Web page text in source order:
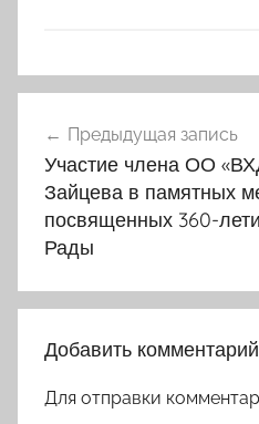
по
записям
Предыдущая запись
Участие члена ОО
Зайцева в памятных
посвященных 360-
Рады
Добавить комментарий
Для отправки